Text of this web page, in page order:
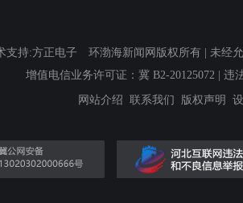
持:方正电子 环渤海新闻网版权所有 | 未经
增值电信业务许可证：冀 B2-20125072 | 违
网站介绍 联系我们 版权声明